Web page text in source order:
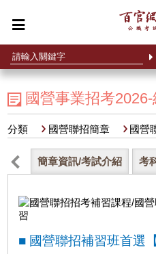
國營事業招考
分類 國營聯招簡章 國營
簡章資訊/考試介紹 考
■ 國營聯招補習班首選